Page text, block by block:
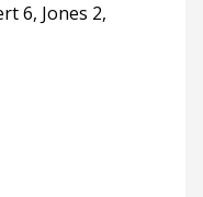
6, Jones 2,